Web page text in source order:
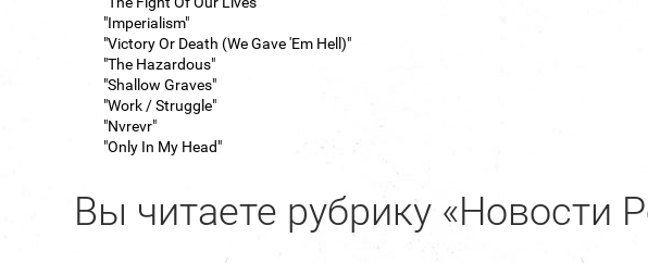
"Imperialism"
"Victory Or Death (We Gave 'Em Hell)"
"The Hazardous"
"Shallow Graves"
"Work / Struggle"
"Nvrevr"
"Only In My Head"
Вы читаете рубрику «Новости